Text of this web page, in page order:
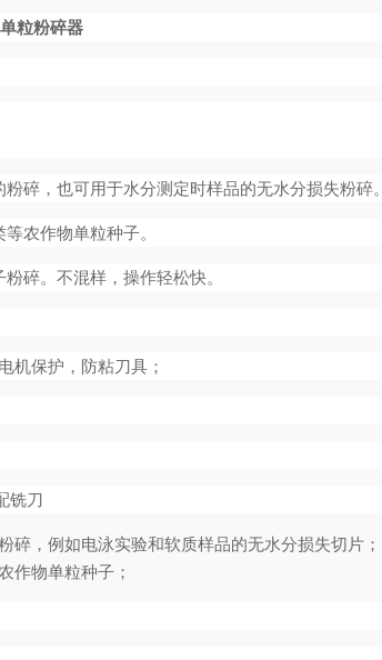
粒粉碎器
碎，也可用于水分测定时样品的无水分损失粉碎。
农作物单粒种子。
碎。不混样，操作轻松快。
机保护，防粘刀具；
铣刀
碎，例如电泳实验和软质样品的无水分损失切片；
作物单粒种子；